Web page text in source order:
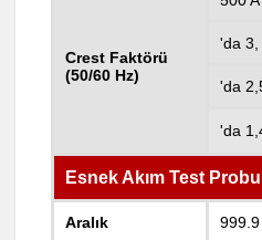
Crest Faktörü
(50/60 Hz)
'da 3,
'da
'da
Esnek Akım Test
Aralık 999.9